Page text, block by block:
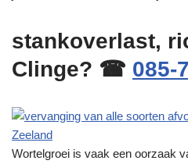
stankoverlast,
Clinge? ☎ 085-
Wortelgroei is vaak een oorzaak